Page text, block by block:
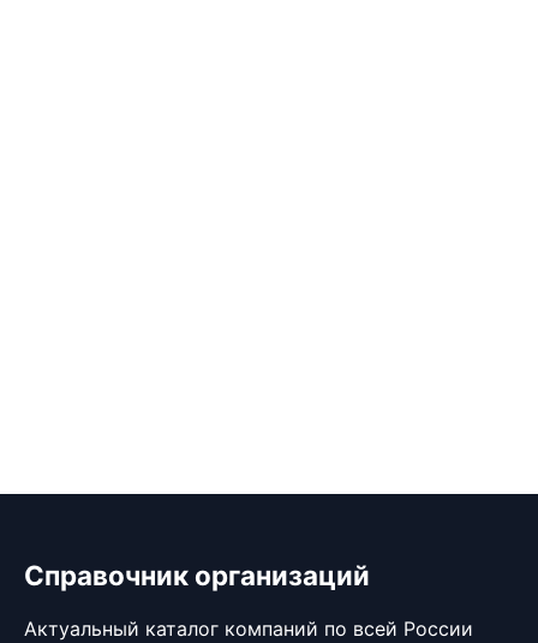
Справочник организаций
Актуальный каталог компаний по всей России